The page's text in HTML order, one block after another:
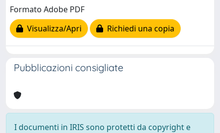
Formato Adobe PDF
Visualizza/Apri
Richiedi una copia
Pubblicazioni consigliate
I documenti in IRIS sono protetti da copyright e